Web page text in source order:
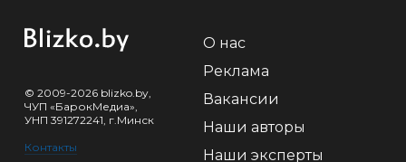
© 2009-2026 blizko.by,
ЧУП «БарокМедиа»,
УНП 391272241, г.Минск
Контакты
О нас
Реклама
Вакансии
Наши авторы
Наши эксперты